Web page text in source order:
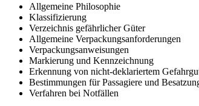
Allgemeine Philosophie
Klassifizierung
Verzeichnis gefährlicher Güter
Allgemeine Verpackungsanforderungen
Verpackungsanweisungen
Markierung und Kennzeichnung
Erkennung von nicht-deklariertem
Bestimmungen für Passagiere und
Verfahren bei Notfällen